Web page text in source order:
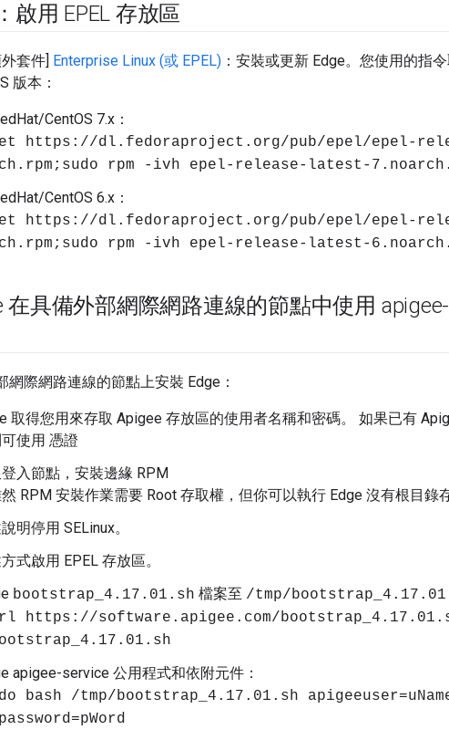
啟用 EPEL 存放區
套件] Enterprise Linux (或 EPEL) ：安裝或更新 Edge。您使用的指
版本：
CentOS 7.x：
https://dl.fedoraproject.org/pub/epel/epel-
rpm -ivh epel-release-latest-
CentOS 6.x：
https://dl.fedoraproject.org/pub/epel/epel-
rpm -ivh epel-release-latest-
在具備外部網際網路連線的節點中使用
網際網路連線的節點上安裝 Edge：
取得您用來存取 Apigee 存放區的使用者名稱和密碼。 如果已有
使用 憑證
入節點，安裝邊緣 RPM
然 RPM 安裝作業需要 Root 存取權，但你可以執行 Edge 沒有根目錄
明停用 SELinux。
式啟用 EPEL 存放區。
bootstrap_4.17.01.sh 檔案至 /tmp/
https://software.apigee.com/
apigee-service 公用程式和依附元件：
bash /tmp/bootstrap_4.17.01.sh